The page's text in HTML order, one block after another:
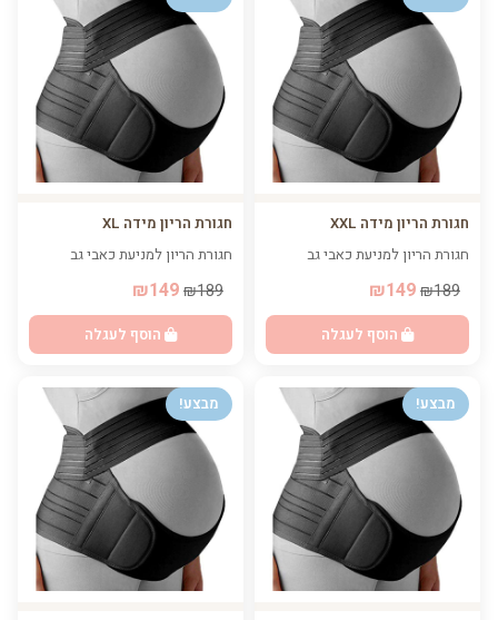
חגורת הריון מידה XXL
חגורת הריון למניעת כאבי גב
₪189
הוסף לעגלה
חגורת הריון מידה XL
חגורת הריון למניעת כאבי גב
₪189
הוסף לעגלה
מבצע! מבצע!